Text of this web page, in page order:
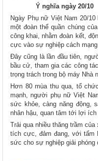
Ý nghĩa ngày 20/10
Ngày Phụ nữ Việt Nam 20/
một đoàn thể quần chúng
công khai, nhằm đoàn kết,
cực vào sự nghiệp cách
Đây cũng là lần đầu tiên,
bầu cử, tham gia các công
trọng trách trong bộ máy Nhà
Hơn 80 mùa thu qua, tổ
mạnh, người phụ nữ Việt
sức khỏe, càng năng động,
nhân hậu, quan tâm tới lợi ích
Trải qua nhiều thăng trầm
tích cực, đảm đang, với tấm
sức cho sự nghiệp giải